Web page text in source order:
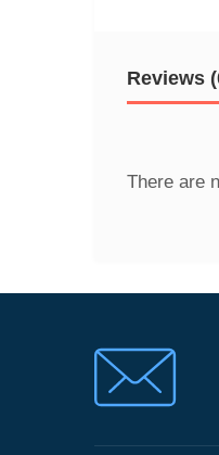
Reviews
There are